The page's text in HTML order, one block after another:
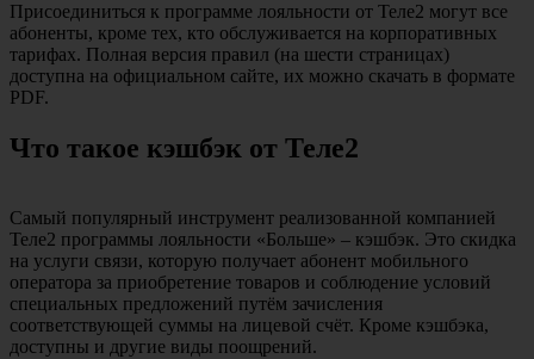
Присоединиться к программе лояльности от Теле2 могут все
абоненты, кроме тех, кто обслуживается на корпоративных
тарифах. Полная версия правил (на шести страницах)
доступна на официальном сайте, их можно скачать в формате
PDF.
Что такое кэшбэк от Теле2
Самый популярный инструмент реализованной компанией
Теле2 программы лояльности «Больше» – кэшбэк. Это скидка
на услуги связи, которую получает абонент мобильного
оператора за приобретение товаров и соблюдение условий
специальных предложений путём зачисления
соответствующей суммы на лицевой счёт. Кроме кэшбэка,
доступны и другие виды поощрений.